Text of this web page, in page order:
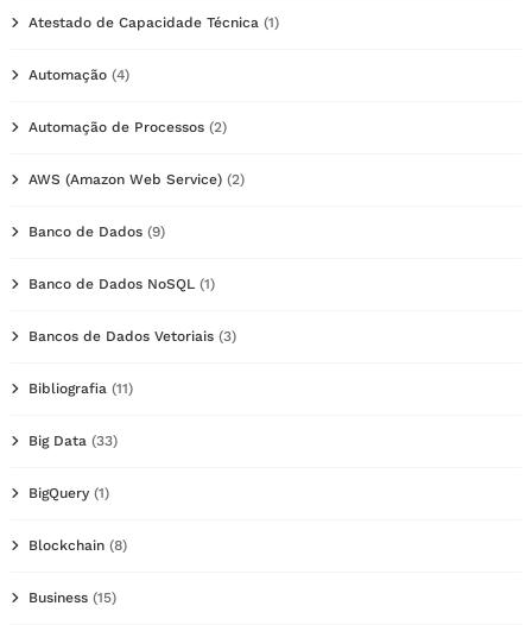
Atestado de Capacidade Técnica (1)
Automação (4)
Automação de Processos (2)
AWS (Amazon Web Service) (2)
Banco de Dados (9)
Banco de Dados NoSQL (1)
Bancos de Dados Vetoriais (3)
Bibliografia (11)
Big Data (33)
BigQuery (1)
Blockchain (8)
Business (15)